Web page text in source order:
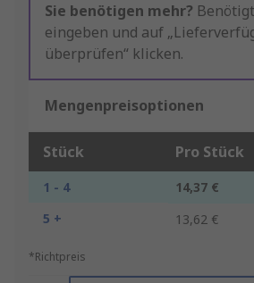
Sie benötigen mehr?
eingeben und auf
überprüfen“ klicken.
Mengenpreisoptionen
Stück Pro Stück
1 - 4
14,37 €
5 +
13,62 €
*Richtpreis